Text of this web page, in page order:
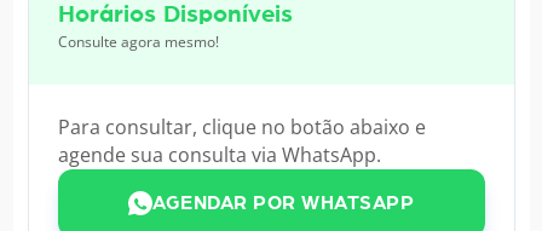
Horários Disponíveis
Consulte agora mesmo!
Para consultar, clique no botão abaixo e
agende sua consulta via WhatsApp.
AGENDAR POR WHATSAPP